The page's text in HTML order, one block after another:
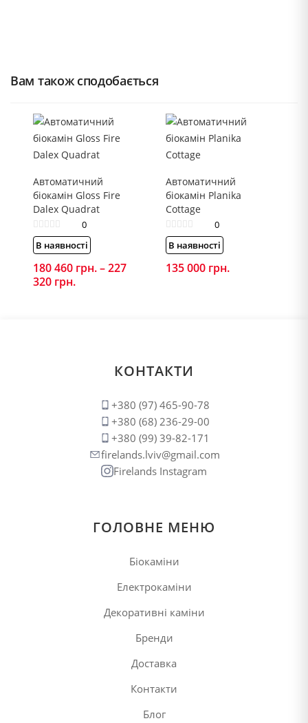
Вам також сподобається
Автоматичний
біокамін Gloss Fire
Dalex Quadrat
0
В наявності
180 460 грн.–227
320 грн.
320 грн.
Автоматичний
біокамін Planika
Cottage
0
В наявності
135 000 грн.
КОНТАКТИ
+380 (97) 465-90-78
+380 (68) 236-29-00
+380 (99) 39-82-171
firelands.lviv@gmail.com
Firelands Instagram
ГОЛОВНЕ МЕНЮ
Біокаміни
Електрокаміни
Декоративні каміни
Бренди
Доставка
Контакти
Блог